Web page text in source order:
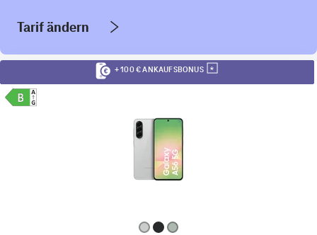
Tarif ändern
+ 100 € ANKAUFSBONUS